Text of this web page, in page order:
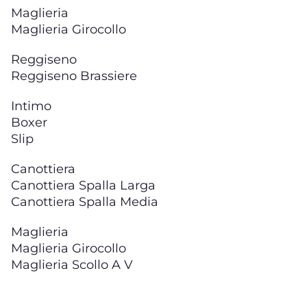
Maglieria
Maglieria Girocollo
Reggiseno
Reggiseno Brassiere
Intimo
Boxer
Slip
Canottiera
Canottiera Spalla Larga
Canottiera Spalla Media
Maglieria
Maglieria Girocollo
Maglieria Scollo A V